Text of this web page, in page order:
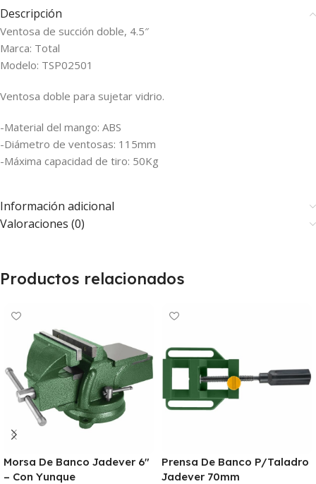
Descripción
Ventosa de succión doble, 4.5″
Marca: Total
Modelo: TSP02501
Ventosa doble para sujetar vidrio.
-Material del mango: ABS
-Diámetro de ventosas: 115mm
-Máxima capacidad de tiro: 50Kg
Información adicional
Valoraciones (0)
Productos relacionados
Morsa De Banco Jadever 6″
– Con Yunque
Prensa De Banco P/Taladro
Jadever 70mm